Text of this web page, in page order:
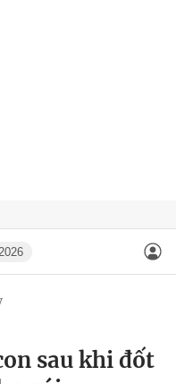
sau khi đốt